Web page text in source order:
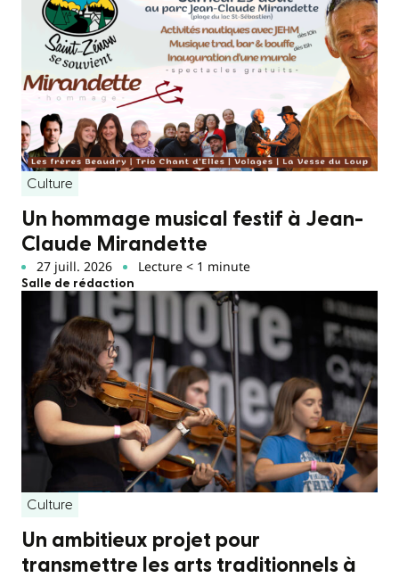
Culture
Un hommage musical festif à Jean-
Claude Mirandette
27 juill. 2026 Lecture < 1 minute
Salle de rédaction
Culture
Un ambitieux projet pour
transmettre les arts traditionnels à